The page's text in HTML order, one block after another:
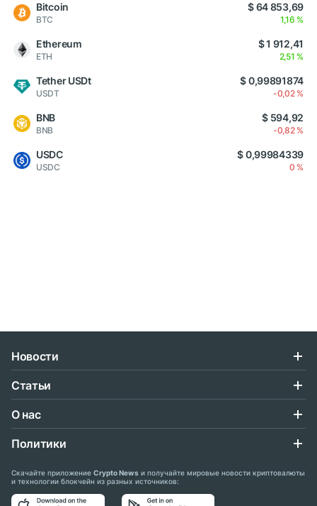
Bitcoin
BTC
$ 64 853,69
1,16 %
Ethereum
ETH
$ 1 912,41
2,51 %
Tether USDt
USDT
$ 0,99891874
-0,02 %
BNB
BNB
$ 594,92
-0,82 %
USDC
USDC
$ 0,99984339
0 %
Новости
Статьи
О нас
Политики
Скачайте приложение Crypto News и получайте мировые новости криптовалюты
и технологии блокчейн из разных источников: